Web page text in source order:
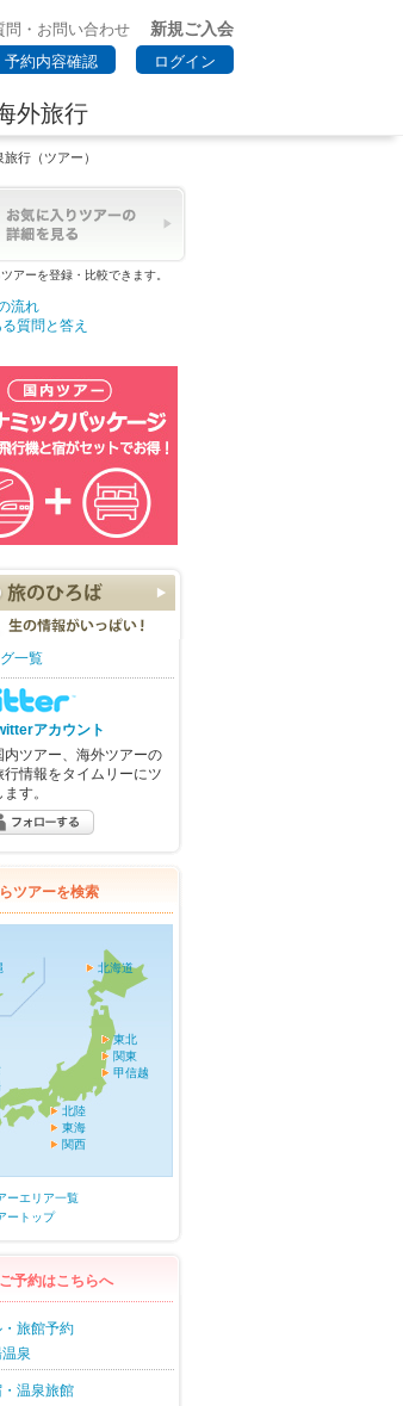
問・お問い合わせ
新規ご入会
予約内容確認 ログイン
外旅行
行（ツアー）
アーを登録・比較できます。
流れ
質問と答え
一覧
アカウント
内ツアー、海外ツアーの
行情報をタイムリーにツ
す。
ツアーを検索
北海道
東北
関東
甲信越
北陸
東海
関西
ーエリア一覧
ートップ
予約はこちらへ
旅館予約
温泉
温泉旅館